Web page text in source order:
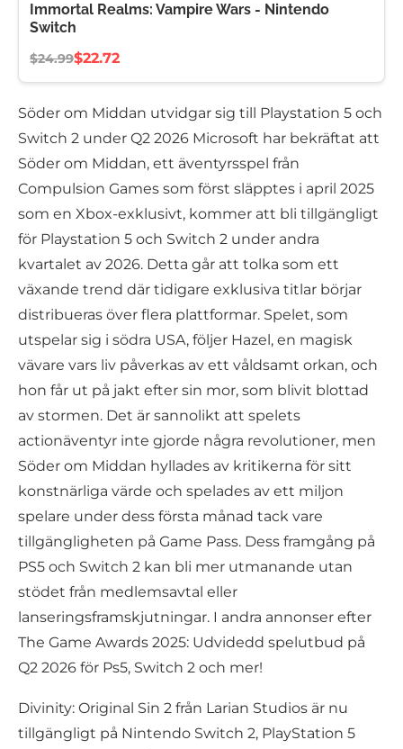
Immortal Realms: Vampire Wars - Nintendo
Switch
$24.99$22.72
Söder om Middan utvidgar sig till Playstation 5 och
Switch 2 under Q2 2026 Microsoft har bekräftat att
Söder om Middan, ett äventyrsspel från
Compulsion Games som först släpptes i april 2025
som en Xbox-exklusivt, kommer att bli tillgängligt
för Playstation 5 och Switch 2 under andra
kvartalet av 2026. Detta går att tolka som ett
växande trend där tidigare exklusiva titlar börjar
distribueras över flera plattformar. Spelet, som
utspelar sig i södra USA, följer Hazel, en magisk
vävare vars liv påverkas av ett våldsamt orkan, och
hon får ut på jakt efter sin mor, som blivit blottad
av stormen. Det är sannolikt att spelets
actionäventyr inte gjorde några revolutioner, men
Söder om Middan hyllades av kritikerna för sitt
konstnärliga värde och spelades av ett miljon
spelare under dess första månad tack vare
tillgängligheten på Game Pass. Dess framgång på
PS5 och Switch 2 kan bli mer utmanande utan
stödet från medlemsavtal eller
lanseringsframskjutningar. I andra annonser efter
The Game Awards 2025: Udvidedd spelutbud på
Q2 2026 för Ps5, Switch 2 och mer!
Divinity: Original Sin 2 från Larian Studios är nu
tillgängligt på Nintendo Switch 2, PlayStation 5